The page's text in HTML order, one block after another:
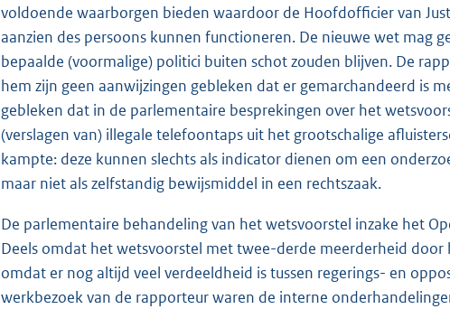
voldoende waarborgen bieden waardoor de Hoofdofficier van
aanzien des persoons kunnen functioneren. De nieuwe wet mag
bepaalde (voormalige) politici buiten schot zouden blijven. De
hem zijn geen aanwijzingen gebleken dat er gemarchandeerd is
gebleken dat in de parlementaire besprekingen over het
(verslagen van) illegale telefoontaps uit het grootschalige
kampte: deze kunnen slechts als indicator dienen om een
maar niet als zelfstandig bewijsmiddel in een rechtszaak.
De parlementaire behandeling van het wetsvoorstel inzake het
Deels omdat het wetsvoorstel met twee-derde meerderheid
omdat er nog altijd veel verdeeldheid is tussen regerings- en
werkbezoek van de rapporteur waren de interne